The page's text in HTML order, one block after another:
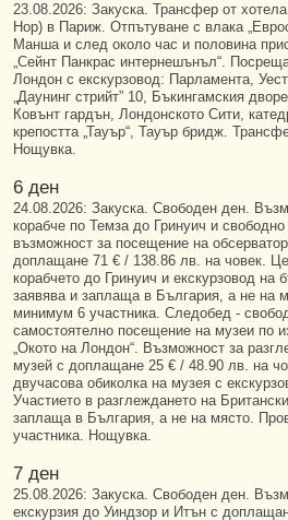
23.08.2026: Закуска. Трансфер от
Нор) в Париж. Отпътуване с влака
Манша и след около час и половина
„Сейнт Панкрас интернешънъл“.
Лондон с екскурзовод: Парламента,
„Даунинг стрийт” 10, Бъкингамския
Ковънт гардън, Лондонското Сити,
крепостта „Тауър“, Тауър бридж.
Нощувка.
6 ден
24.08.2026: Закуска. Свободен ден.
корабче по Темза до Гринуич и
възможност за посещение на
доплащане 71 € / 138.86 лв. на човек.
корабчето до Гринуич и екскурзовод на
заявява и заплаща в България, а не на
минимум 6 участника. Следобед -
самостоятелно посещение на музеи по
„Окото на Лондон“. Възможност за
музей с доплащане 25 € / 48.90 лв. на
двучасова обиколка на музея с
Участието в разглеждането на
заплаща в България, а не на място.
участника. Нощувка.
7 ден
25.08.2026: Закуска. Свободен ден.
екскурзия до Уиндзор и Итън с